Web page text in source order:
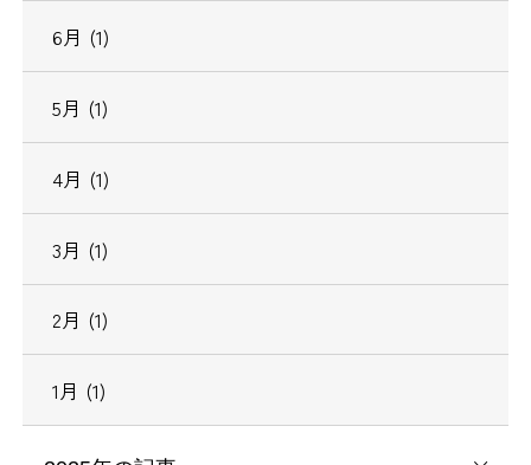
6月 (1)
5月 (1)
4月 (1)
3月 (1)
2月 (1)
1月 (1)